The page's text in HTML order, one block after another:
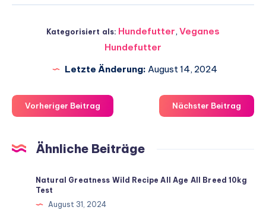
Kategorisiert als: Hundefutter,Veganes
Hundefutter
Letzte Änderung: August 14, 2024
Vorheriger Beitrag Nächster Beitrag
Ähnliche Beiträge
Natural Greatness Wild Recipe All Age All Breed 10kg
Test
August 31, 2024